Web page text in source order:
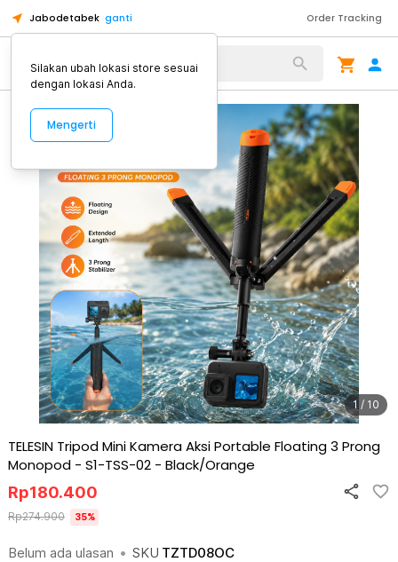
Jabodetabek ganti Order Tracking
Alat Kopi
1 / 10
TELESIN Tripod Mini Kamera Aksi Portable Floating 3 Prong
Monopod - S1-TSS-02 - Black/Orange
Belum ada ulasan • SKU TZTD08OC
Rp180.400
Rp274.900 35%
Silakan ubah lokasi store sesuai
dengan lokasi Anda.
Mengerti